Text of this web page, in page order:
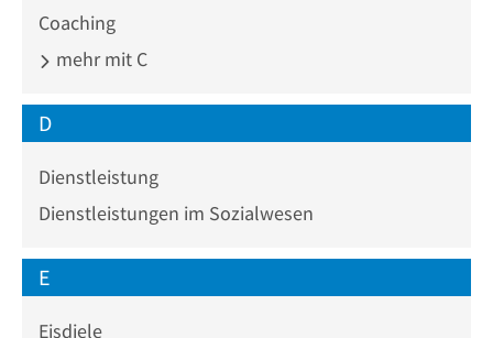
Coaching
mehr mit C
D
Dienstleistung
Dienstleistungen im Sozialwesen
E
Eisdiele